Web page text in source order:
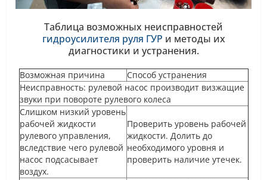
Таблица возможных неисправностей
гидроусилителя руля ГУР и методы их
диагностики и устранения.
Возможная причина
Способ устранения
Неисправность: рулевой насос производит визжащие
звуки при повороте рулевого колеса
Слишком низкий уровень
рабочей жидкости
рулевого управления,
вследствие чего рулевой
насос подсасывает
воздух.
Проверить уровень рабочей
жидкости. Долить до
необходимого уровня и
проверить наличие утечек.